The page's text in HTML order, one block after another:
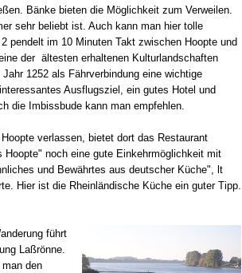
Bänke bieten die Möglichkeit zum Verweilen.
sehr beliebt ist. Auch kann man hier tolle
pendelt im 10 Minuten Takt zwischen Hoopte und
der ältesten erhaltenen Kulturlandschaften
1252 als Fährverbindung eine wichtige
Ausflugsziel, ein gutes Hotel und
die Imbissbude kann man empfehlen.
Hoopte verlassen, bietet dort das Restaurant
Hoopte" noch eine gute Einkehrmöglichkeit mit
und Bewährtes aus deutscher Küche", lt
Hier ist die Rheinländische Küche ein guter Tipp.
führt
Laßrönne.
man den